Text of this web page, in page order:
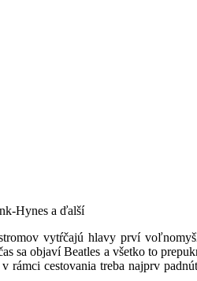
Hynes a ďalší
vytŕčajú hlavy prví
sa objaví Beatles a všetko to
cestovania treba najprv